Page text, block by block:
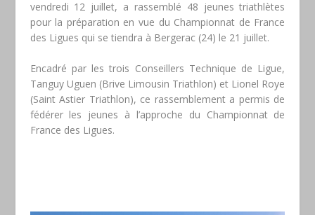
vendredi 12 juillet, a rassemblé 48 jeunes triathlètes
pour la préparation en vue du Championnat de France
des Ligues qui se tiendra à Bergerac (24) le 21 juillet.
Encadré par les trois Conseillers Technique de Ligue,
Tanguy Uguen (Brive Limousin Triathlon) et Lionel Roye
(Saint Astier Triathlon), ce rassemblement a permis de
fédérer les jeunes à l’approche du Championnat de
France des Ligues.